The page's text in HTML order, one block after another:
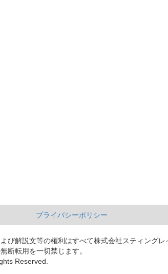
プライバシーポリシー
び解説文等の権利はすべて株式会社スティングレ
断転用を一切禁じます。
Reserved.